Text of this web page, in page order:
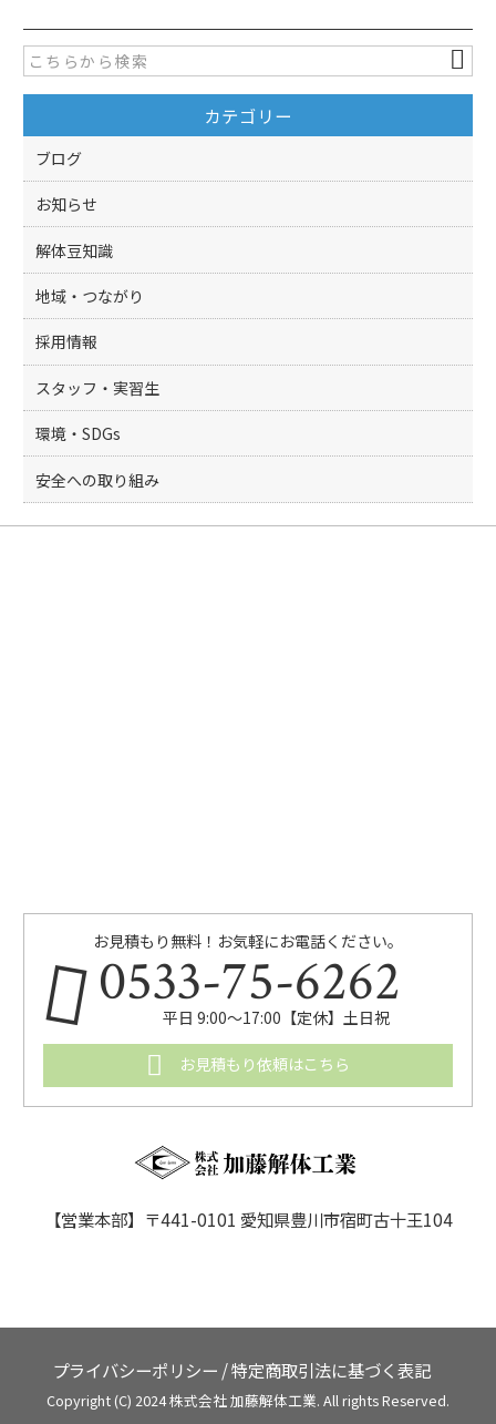
e
b
o
o
k
er
カテゴリー
ブログ
お知らせ
解体豆知識
地域・つながり
採用情報
スタッフ・実習生
環境・SDGs
安全への取り組み
お見積もり無料！お気軽にお電話ください。
0533-75-6262
平日 9:00〜17:00【定休】土日祝
お見積もり依頼はこちら
【営業本部】〒441-0101 愛知県豊川市宿町古十王104
プライバシーポリシー /特定商取引法に基づく表記
Copyright (C) 2024 株式会社 加藤解体工業. All rights Reserved.